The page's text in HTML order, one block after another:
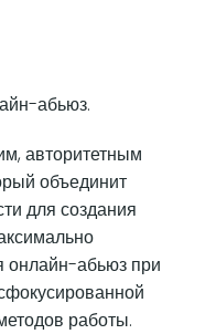
абьюз.
авторитетным
объединит
для создания
онлайн-абьюз при
работы.